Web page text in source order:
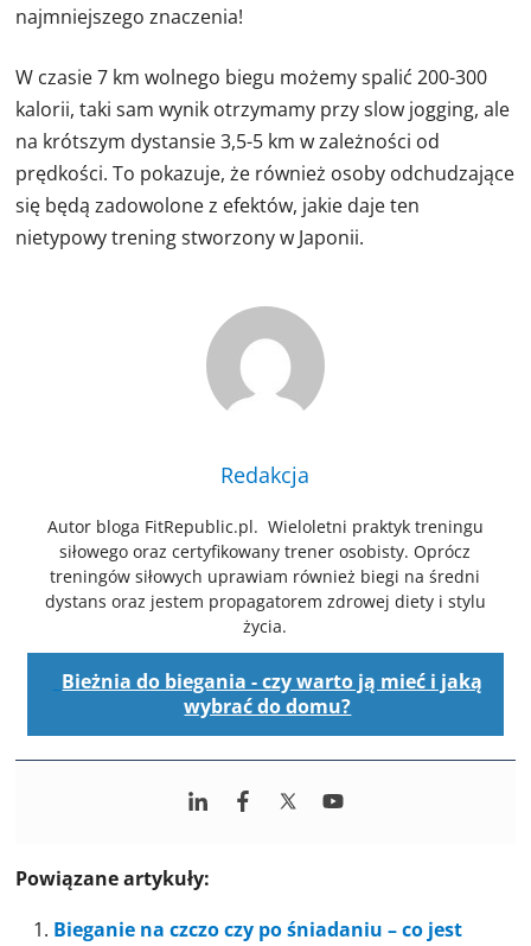
najmniejszego znaczenia!
W czasie 7 km wolnego biegu możemy spalić 200-300
kalorii, taki sam wynik otrzymamy przy slow jogging, ale
na krótszym dystansie 3,5-5 km w zależności od
prędkości. To pokazuje, że również osoby odchudzające
się będą zadowolone z efektów, jakie daje ten
nietypowy trening stworzony w Japonii.
Redakcja
Autor bloga FitRepublic.pl. Wieloletni praktyk treningu
siłowego oraz certyfikowany trener osobisty. Oprócz
treningów siłowych uprawiam również biegi na średni
dystans oraz jestem propagatorem zdrowej diety i stylu
życia.
Bieżnia do biegania - czy warto ją mieć i jaką
wybrać do domu?
Powiązane artykuły:
Bieganie na czczo czy po śniadaniu – co jest